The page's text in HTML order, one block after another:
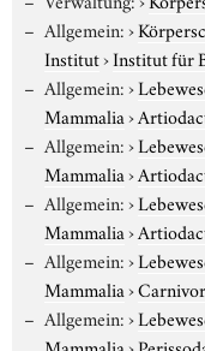
Allgemein:›
Institut›Institut für
Allgemein:›
Mammalia›
Allgemein:›
Mammalia›
Allgemein:›
Mammalia›
Allgemein:›
Mammalia›
Allgemein:›